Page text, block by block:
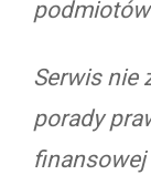
Serwis nie
porady
finansowej